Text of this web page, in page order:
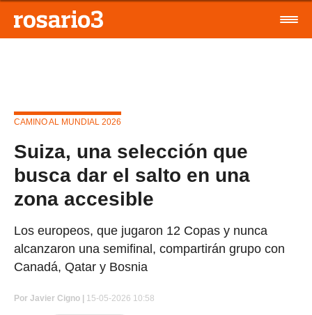
CAMINO AL MUNDIAL 2026
Suiza, una selección que
busca dar el salto en una
zona accesible
Los europeos, que jugaron 12 Copas y nunca
alcanzaron una semifinal, compartirán grupo con
Canadá, Qatar y Bosnia
Por Javier Cigno 15-05-2026 10:58